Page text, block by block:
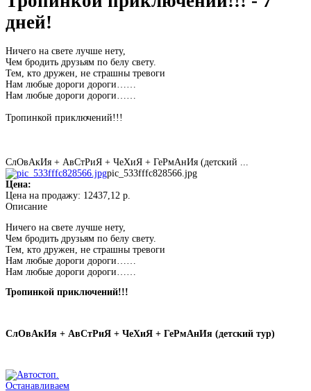
дней!
Ничего на свете лучше нету,
Чем бродить друзьям по белу свету.
Тем, кто дружен, не страшны тревоги
Нам любые дороги дороги……
Нам любые дороги дороги……
Тропинкой приключений!!!
СлОвАкИя + АвСтРиЯ + ЧеХиЯ + ГеРмАнИя (детский ...
pic_533fffc828566.jpg
Цена:
Цена на продажу: 12437,12 р.
Описание
Ничего на свете лучше нету,
Чем бродить друзьям по белу свету.
Тем, кто дружен, не страшны тревоги
Нам любые дороги дороги……
Нам любые дороги дороги……
Тропинкой приключений!!!
СлОвАкИя + АвСтРиЯ + ЧеХиЯ + ГеРмАнИя (детский тур)